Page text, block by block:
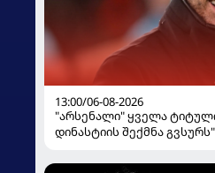
13:00/06-08-2026
"არსენალი" ყველა
დინასტიის შექმნა